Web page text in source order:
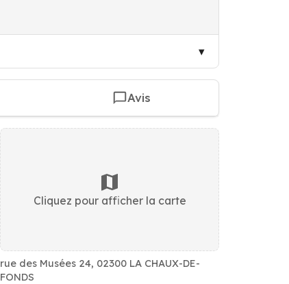
Avis
Cliquez pour afficher la carte
rue des Musées 24, 02300 LA CHAUX-DE-
FONDS